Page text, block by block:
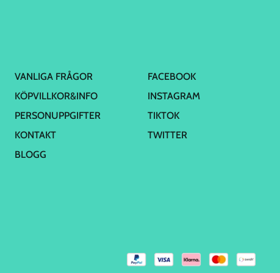
VANLIGA FRÅGOR
KÖPVILLKOR&INFO
PERSONUPPGIFTER
KONTAKT
BLOGG
FACEBOOK
INSTAGRAM
TIKTOK
TWITTER